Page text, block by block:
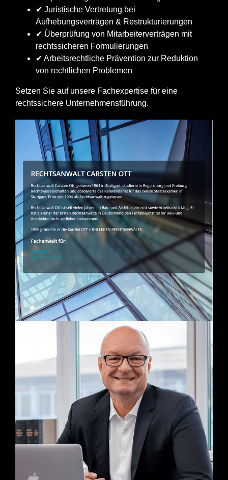
✔ Juristische Vertretung bei
Aufhebungsverträgen & Restrukturierungen
✔ Überprüfung von Mitarbeiterverträgen mit
rechtssicheren Formulierungen
✔ Arbeitsrechtliche Prävention zur Reduktion
von rechtlichen Problemen
Setzen Sie auf unsere Fachexpertise für eine
rechtssichere Unternehmensführung.